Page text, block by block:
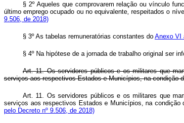
§ 2º Aqueles que comprovarem relação ou vínculo
último emprego ocupado ou no equivalente, respeitados o
9.506, de 2018)
§ 3º As tabelas remuneratórias constantes do Anexo VI
§ 4º Na hipótese de a jornada de trabalho original ser
Art. 11. Os servidores públicos e os militares que
serviços aos respectivos Estados e Municípios, na condição
Art. 11. Os servidores públicos e os militares que
serviços aos respectivos Estados e Municípios, na
pelo Decreto nº 9.506, de 2018)